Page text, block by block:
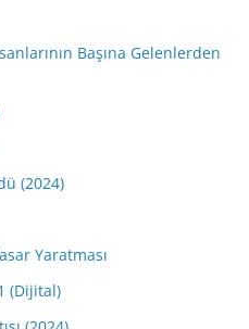
Başına Gelenlerden
(2024)
Yaratması
(Dijital)